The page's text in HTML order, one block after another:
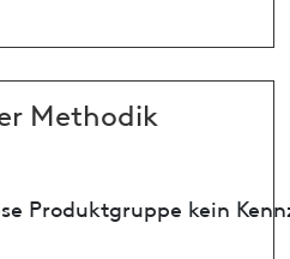
Methodik
Produktgruppe kein